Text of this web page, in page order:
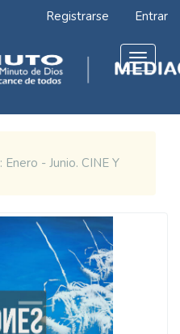
Registrarse Entrar
Toggle
- Junio. CINE Y